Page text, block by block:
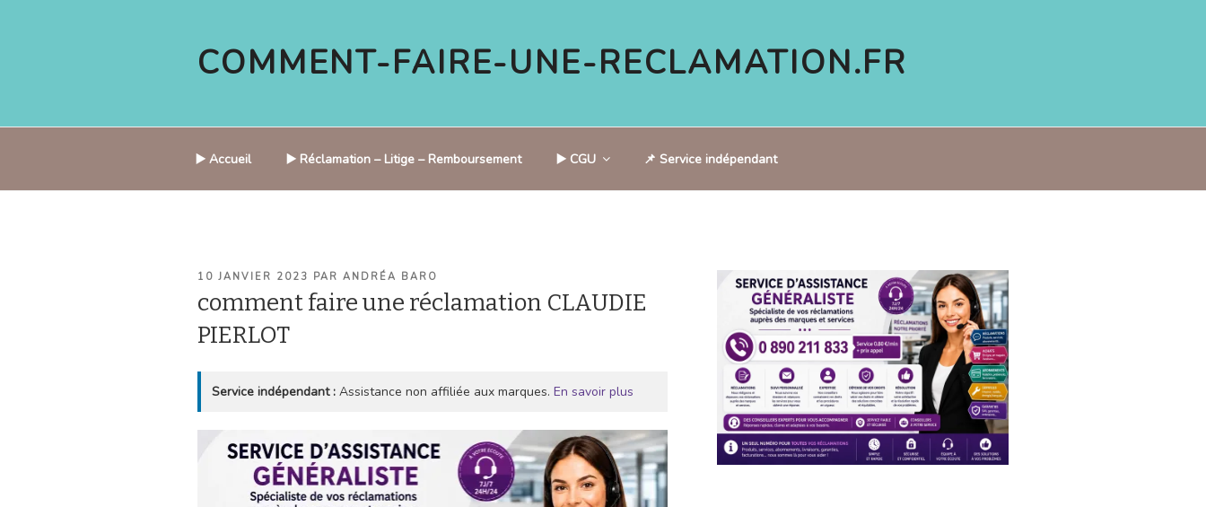
COMMENT-FAIRE-UNE-RECLAMATION.FR
▶️ Accueil ▶️ Réclamation – Litige – Remboursement ▶️ CGU 📌 Service indépendant
PUBLIÉ
10 JANVIER 2023 PAR ANDRÉA BARO
comment faire une réclamation CLAUDIE
PIERLOT
Service indépendant : Assistance non affiliée aux marques. En savoir plus